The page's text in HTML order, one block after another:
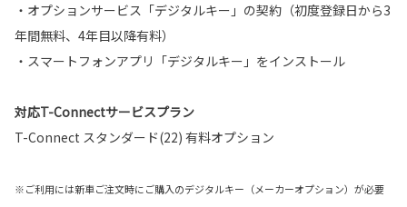
・オプションサービス「デジタルキー」の契約（初度登録日から3
年間無料、4年目以降有料）
・スマートフォンアプリ「デジタルキー」をインストール
対応T-Connectサービスプラン
T-Connect スタンダード(22) 有料オプション
※ご利用には新車ご注文時にご購入のデジタルキー（メーカーオプション）が必要